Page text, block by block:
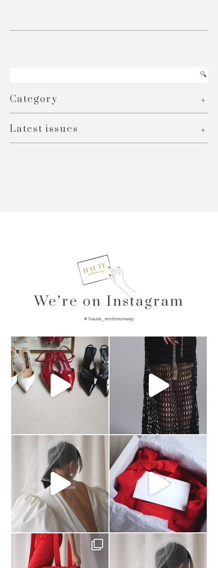
Category
Latest issues
We’re on Instagram
# haute_renttorunway